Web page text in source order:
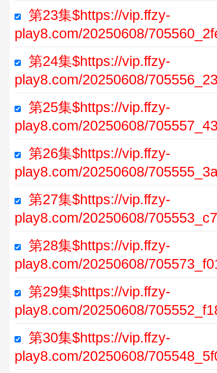
第23集$https://vip.ffzy-
play8.com/20250608/
第24集$https://vip.ffzy-
play8.com/20250608/
第25集$https://vip.ffzy-
play8.com/20250608/
第26集$https://vip.ffzy-
play8.com/20250608/
第27集$https://vip.ffzy-
play8.com/20250608/
第28集$https://vip.ffzy-
play8.com/20250608/
第29集$https://vip.ffzy-
play8.com/20250608/
第30集$https://vip.ffzy-
play8.com/20250608/